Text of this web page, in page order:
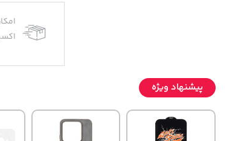
پیشنهاد ویژه